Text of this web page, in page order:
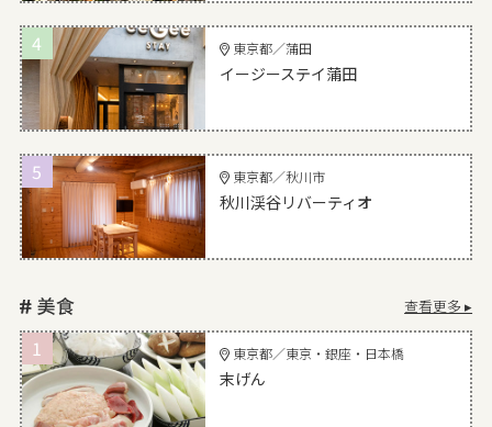
4 東京都／蒲田
イージーステイ蒲田
5 東京都／秋川市
秋川渓谷リバーティオ
查看更多 ▸
1 東京都／東京・銀座・日本橋
末げん